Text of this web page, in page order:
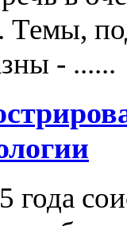
Темы,
- ......
года